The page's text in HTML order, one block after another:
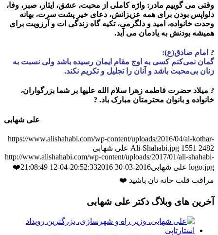
وقتی مى گوييم مادر : واژه كاملی از محبت، عشق، ايثار، صبر، وفا،
دلواپس بودن برای همه عزيزانش، دعای خير پشت سرت، بهانه
وحدت خانواده، اميد و دلگرمی، تكيه گاه زندگی ات و آرزويت برای
هميشه بودنش به يادمان می آيد.
? امام صادق(ع):
گمان نمی‌کنم کسی به اوج مقام ایمان رسیده باشد ولی نسبت به
زنان بی‌محبت باشد و آنان را تجلیل و تکریم نکند.
? ميلاد حضرت فاطمه زهرا سلام الله علیها بر شما بزرگواران،
خانواده و بانوان محترمتان مبارک باد. ?
علی شهابی
https://www.alishahabi.com/wp-content/uploads/2016/04/al-kothar-
Ali-Shahabi.jpg 1551 2482
علی شهابی
http://www.alishahabi.com/wp-content/uploads/2017/01/ali-shahabi-
logo.jpg علی شهابی2016-03-30 20:52:33
2016-04-12 21:08:49
❤️
مراقب قلب خانه تان باشید ❤️
آخرین های وبلاگ دکتر علی شهابی